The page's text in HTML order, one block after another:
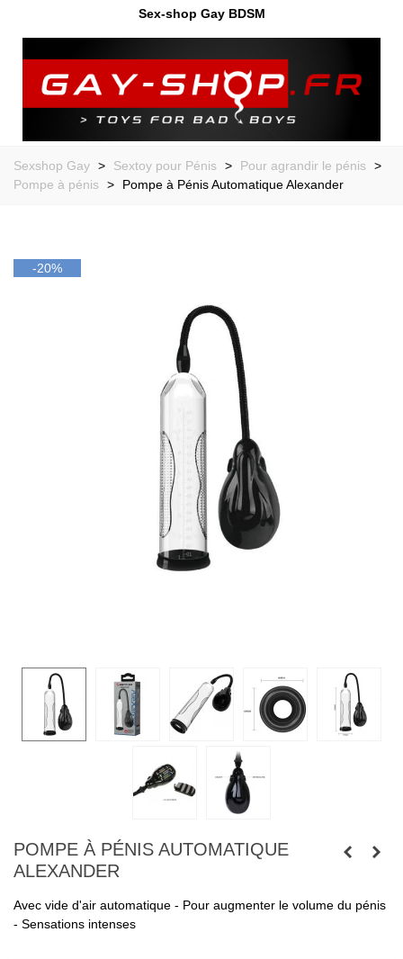
Sex-shop Gay BDSM
Sexshop Gay > Sextoy pour Pénis > Pour agrandir le pénis
>
Pompe à pénis
> Pompe à Pénis Automatique Alexander
-20%
POMPE À PÉNIS AUTOMATIQUE
ALEXANDER
Avec vide d'air automatique - Pour augmenter le volume du pénis
- Sensations intenses